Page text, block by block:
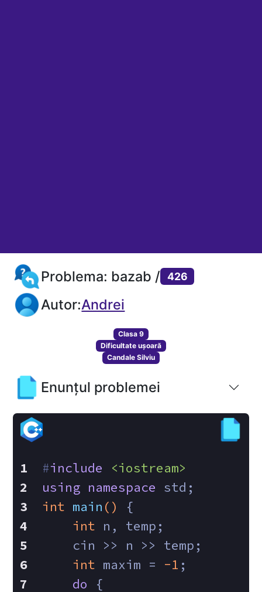
Problema: bazab / 426
Autor:Andrei
Clasa 9
Dificultate ușoară
Candale Silviu
Enunțul problemei
#include
<iostream>
using namespace std;
int main ()
{
int n, temp;
    cin >> n >> temp;
int maxim = -1 ;
do {